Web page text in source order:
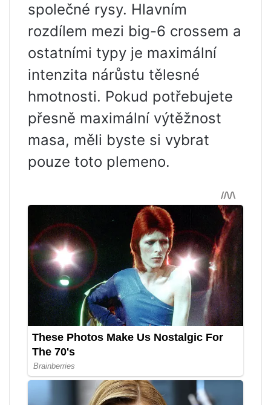
společné rysy. Hlavním
rozdílem mezi big-6 crossem a
ostatními typy je maximální
intenzita nárůstu tělesné
hmotnosti. Pokud potřebujete
přesně maximální výtěžnost
masa, měli byste si vybrat
pouze toto plemeno.